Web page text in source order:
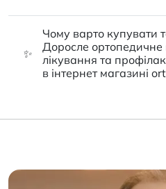
✨
Чому варто купувати
Доросле ортопедичне
лікування та
в інтернет магазині